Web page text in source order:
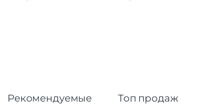
Рекомендуемые
Топ продаж